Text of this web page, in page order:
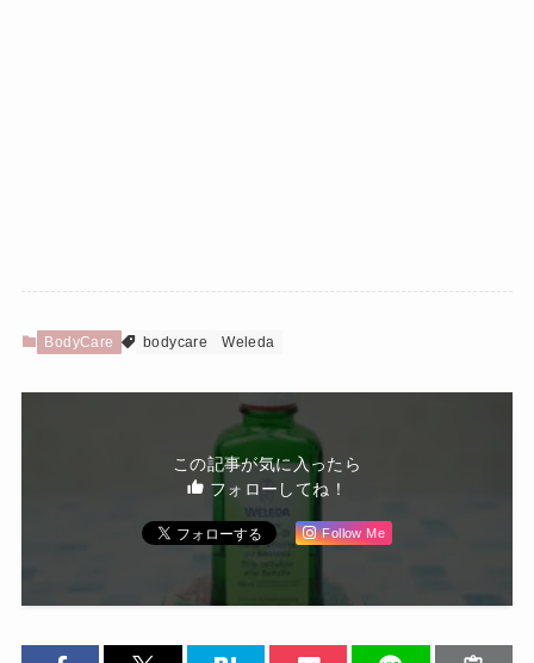
BodyCare bodycare Weleda
この記事が気に入ったら
フォローしてね！
Follow Me